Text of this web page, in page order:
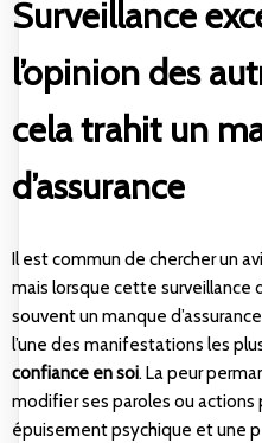
Surveillance
l’opinion des
cela trahit un
d’assurance
Il est commun de chercher un
mais lorsque cette surveillance
souvent un manque
l’une des manifestations les
confiance en soi. La peur
modifier ses paroles ou actions
épuisement psychique et une